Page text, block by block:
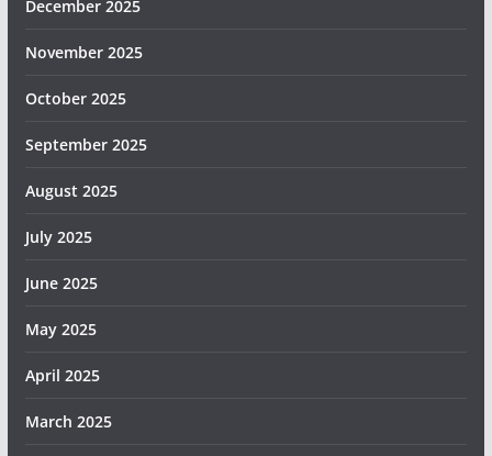
December 2025
November 2025
October 2025
September 2025
August 2025
July 2025
June 2025
May 2025
April 2025
March 2025